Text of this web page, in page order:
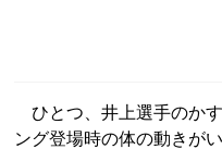
ひとつ、井上選手のか
ング登場時の体の動きが